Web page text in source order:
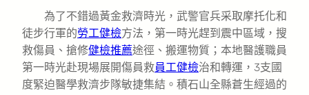
為了不錯過黃金救濟時光，武警官兵采取摩托化和
徒步行軍的勞工健檢方法，第一時光趕到震中區域，搜
救傷員、搶修健檢推薦途徑、搬運物質；本地醫護職員
第一時光赴現場展開傷員救員工健檢治和轉運，3支國
度緊迫醫學救濟步隊敏捷集結。積石山全縣蒼生經過的